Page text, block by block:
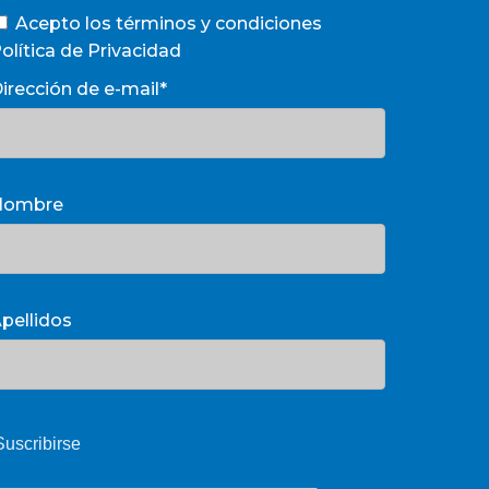
Acepto los términos y condiciones
de Privacidad
de e-mail*